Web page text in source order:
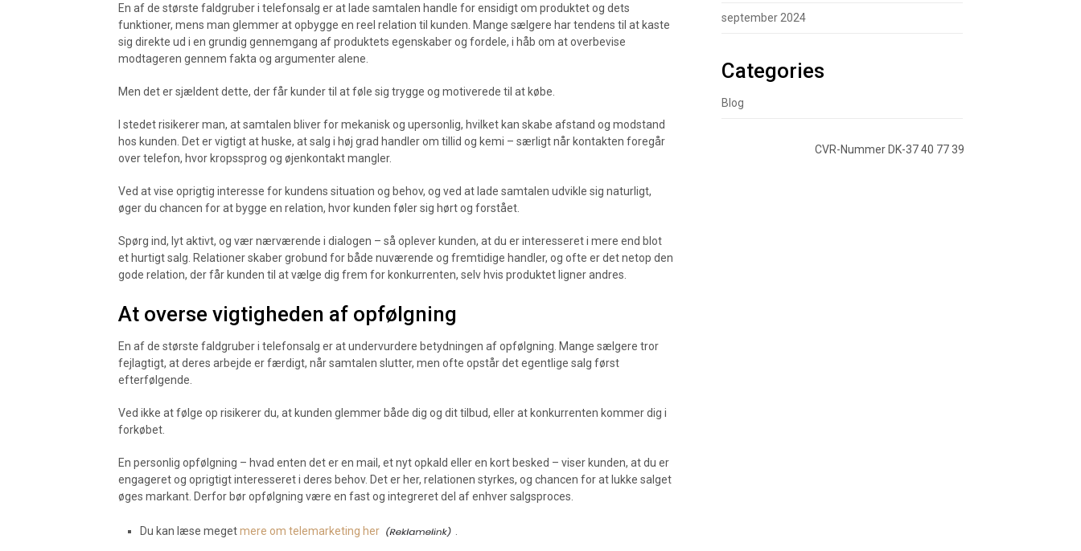
En af de største faldgruber i telefonsalg er at lade samtalen handle for ensidigt om produktet og dets
funktioner, mens man glemmer at opbygge en reel relation til kunden. Mange sælgere har tendens til at kaste
sig direkte ud i en grundig gennemgang af produktets egenskaber og fordele, i håb om at overbevise
modtageren gennem fakta og argumenter alene.
Men det er sjældent dette, der får kunder til at føle sig trygge og motiverede til at købe.
I stedet risikerer man, at samtalen bliver for mekanisk og upersonlig, hvilket kan skabe afstand og modstand
hos kunden. Det er vigtigt at huske, at salg i høj grad handler om tillid og kemi – særligt når kontakten foregår
over telefon, hvor kropssprog og øjenkontakt mangler.
Ved at vise oprigtig interesse for kundens situation og behov, og ved at lade samtalen udvikle sig naturligt,
øger du chancen for at bygge en relation, hvor kunden føler sig hørt og forstået.
Spørg ind, lyt aktivt, og vær nærværende i dialogen – så oplever kunden, at du er interesseret i mere end blot
et hurtigt salg. Relationer skaber grobund for både nuværende og fremtidige handler, og ofte er det netop den
gode relation, der får kunden til at vælge dig frem for konkurrenten, selv hvis produktet ligner andres.
At overse vigtigheden af opfølgning
En af de største faldgruber i telefonsalg er at undervurdere betydningen af opfølgning. Mange sælgere tror
fejlagtigt, at deres arbejde er færdigt, når samtalen slutter, men ofte opstår det egentlige salg først
efterfølgende.
Ved ikke at følge op risikerer du, at kunden glemmer både dig og dit tilbud, eller at konkurrenten kommer dig i
forkøbet.
En personlig opfølgning – hvad enten det er en mail, et nyt opkald eller en kort besked – viser kunden, at du er
engageret og oprigtigt interesseret i deres behov. Det er her, relationen styrkes, og chancen for at lukke salget
øges markant. Derfor bør opfølgning være en fast og integreret del af enhver salgsproces.
Du kan læse megetmere om telemarketing her
september 2024
Categories
Blog
CVR-Nummer DK-37 40 77 39